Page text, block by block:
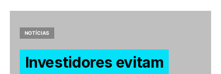
NOTÍCIAS
Investidores evitam